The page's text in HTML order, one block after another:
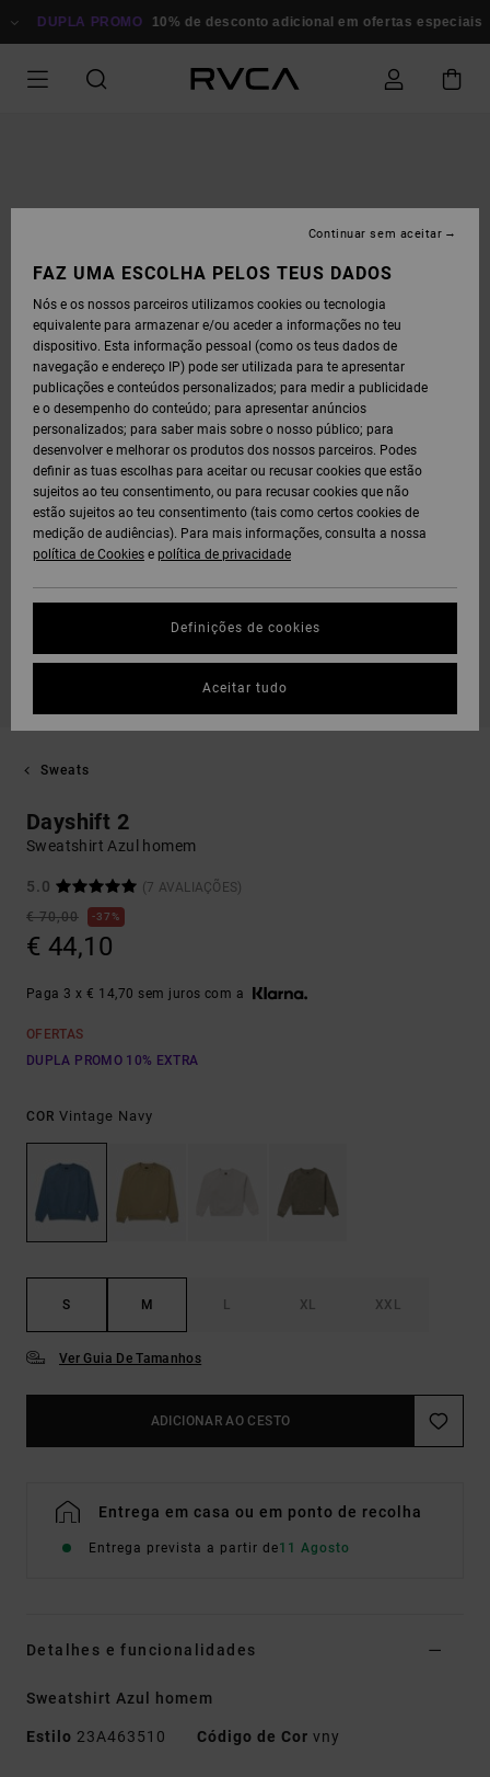
PARA
DUPLA PROMO 10% de desconto adicional em ofertas especiais
Sweats
Dayshift 2
Sweatshirt Azul homem
5.0
(7 AVALIAÇÕES)
€ 70,00
37%
€ 44,10
Paga 3 x € 14,70 sem juros com a
OFERTAS
DUPLA PROMO 10% EXTRA
COR Vintage Navy
S M L XL XXL
Ver Guia De Tamanhos
ADICIONAR AO CESTO
Entrega em casa ou em ponto de recolha
Entrega prevista a partir de11 Agosto
Detalhes e funcionalidades
Sweatshirt Azul homem
Estilo 23A463510 Código de Cor vny
FAZ UMA ESCOLHA PELOS TEUS DADOS
Nós e os nossos parceiros utilizamos cookies ou tecnologia
equivalente para armazenar e/ou aceder a informações no teu
dispositivo. Esta informação pessoal (como os teus dados de
navegação e endereço IP) pode ser utilizada para te apresentar
publicações e conteúdos personalizados; para medir a publicidade
e o desempenho do conteúdo; para apresentar anúncios
personalizados; para saber mais sobre o nosso público; para
desenvolver e melhorar os produtos dos nossos parceiros. Podes
definir as tuas escolhas para aceitar ou recusar cookies que estão
sujeitos ao teu consentimento, ou para recusar cookies que não
estão sujeitos ao teu consentimento (tais como certos cookies de
medição de audiências). Para mais informações, consulta a nossa
política de Cookies e política de privacidade
Definições de cookies
Continuar sem aceitar
Aceitar tudo